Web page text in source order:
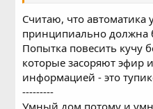
Присутствие и
ведет к очень сложному
оборудования с
Выше приведены графики
помещения без
автоматики...
К вам и вопрос - какие
необходимы для
Считаю, что автоматика
принципиально должна
Попытка повесить кучу
которые засоряют эфир
информацией - это
---------
Умный дом потому и